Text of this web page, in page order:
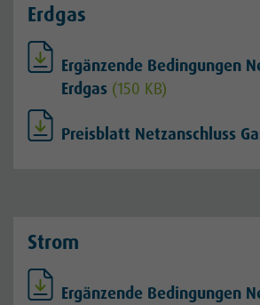
Kontakt
Karriere
Kundenportal
Erdgas
Ergänzende Bedingungen
Erdgas (150 KB)
Preisblatt Netzanschluss
Strom
Ergänzende Bedingungen